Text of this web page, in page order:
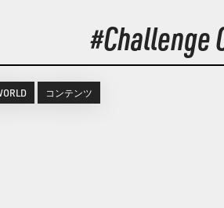
#Challenge
コンテンツ